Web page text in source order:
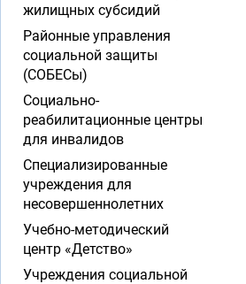
жилищных субсидий
Районные управления
социальной защиты
(СОБЕСы)
Социально-
реабилитационные центры
для инвалидов
Специализированные
учреждения для
несовершеннолетних
Учебно-методический
центр «Детство»
Учреждения социальной